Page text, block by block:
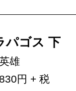
パゴス 下
雄
円 + 税